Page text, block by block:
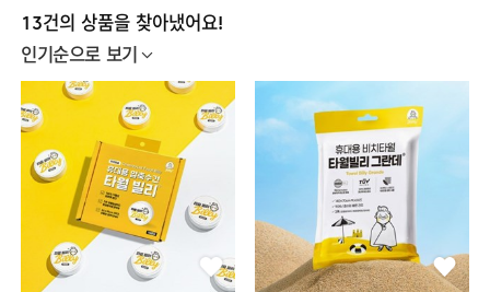
13건의 상품을 찾아냈어요!
인기순으로 보기